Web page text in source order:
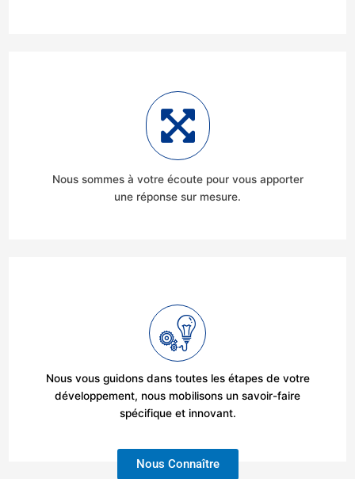
Nous sommes à votre écoute pour vous apporter
une réponse sur mesure.
Nous vous guidons dans toutes les étapes de votre
développement, nous mobilisons un savoir-faire
spécifique et innovant.
Nous Connaître